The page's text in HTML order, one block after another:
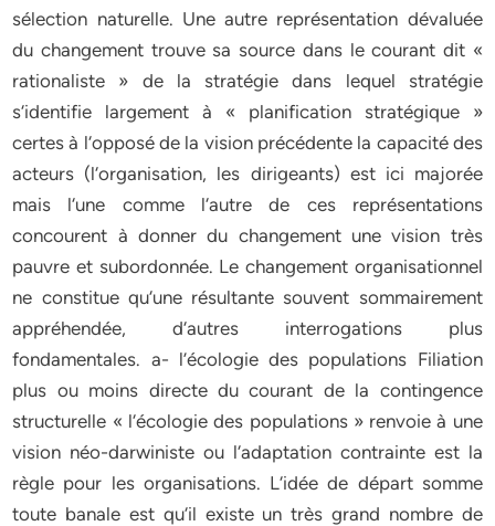
sélection naturelle. Une autre représentation dévaluée
du changement trouve sa source dans le courant dit «
rationaliste » de la stratégie dans lequel stratégie
s‘identifie largement à « planification stratégique »
certes à l‘opposé de la vision précédente la capacité des
acteurs (l‘organisation, les dirigeants) est ici majorée
mais l‘une comme l‘autre de ces représentations
concourent à donner du changement une vision très
pauvre et subordonnée. Le changement organisationnel
ne constitue qu‘une résultante souvent sommairement
appréhendée, d‘autres interrogations plus
fondamentales. a- l’écologie des populations Filiation
plus ou moins directe du courant de la contingence
structurelle « l‘écologie des populations » renvoie à une
vision néo-darwiniste ou l‘adaptation contrainte est la
règle pour les organisations. L‘idée de départ somme
toute banale est qu‘il existe un très grand nombre de